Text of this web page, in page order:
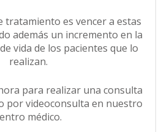
tratamiento es vencer a estas
además un incremento en la
vida de los pacientes que lo
realizan.
para realizar una consulta
por videoconsulta en nuestro
médico.